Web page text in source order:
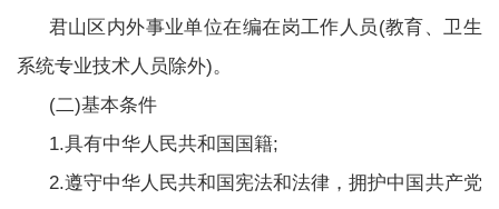
君山区内外事业单位在编在岗工作人员(教育、卫生
系统专业技术人员除外)。
(二)基本条件
1.具有中华人民共和国国籍;
2.遵守中华人民共和国宪法和法律，拥护中国共产党